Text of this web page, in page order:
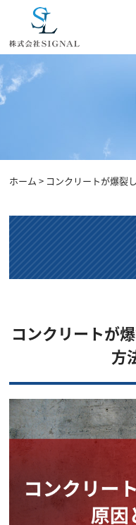
ホーム > コンクリートが爆裂
コンクリートが
方